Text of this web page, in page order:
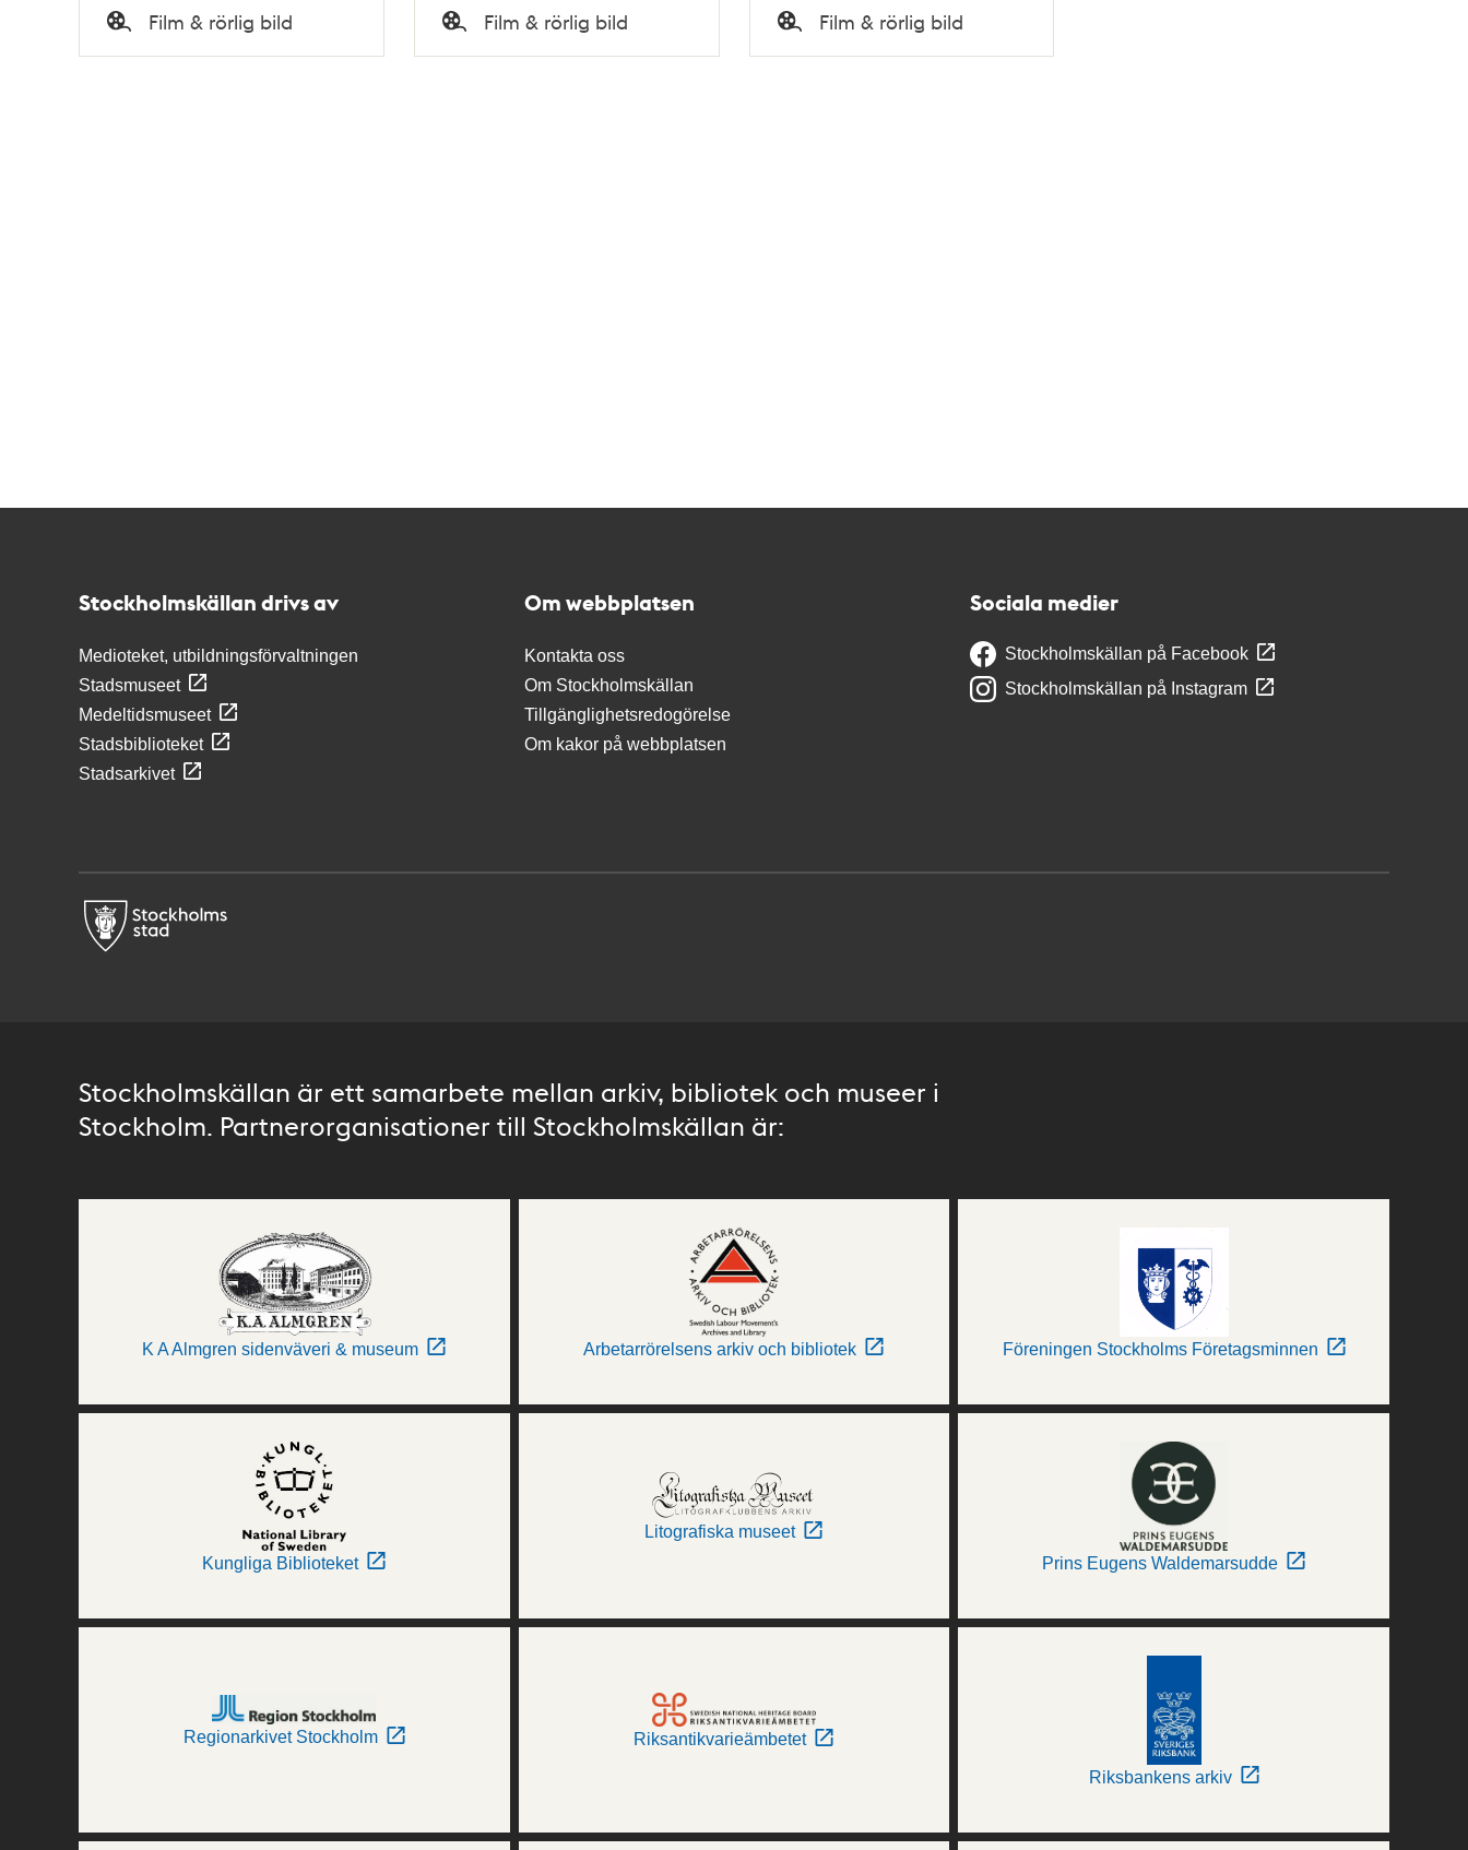
Tid
Typ
Film & rörlig bild Tid
Typ
Film & rörlig bild Tid
Typ
Film & rörlig bild
Stockholmskällan drivs av
Medioteket, utbildningsförvaltningen
Stadsmuseet
Medeltidsmuseet
Stadsbiblioteket
Stadsarkivet
Om webbplatsen
Kontakta oss
Om Stockholmskällan
Tillgänglighetsredogörelse
Om kakor på webbplatsen
Sociala medier
Stockholmskällan på Facebook
Stockholmskällan på Instagram
Stockholmskällan är ett samarbete mellan arkiv, bibliotek och museer i
Stockholm. Partnerorganisationer till Stockholmskällan är:
K A Almgren sidenväveri & museum Arbetarrörelsens arkiv och bibliotek Föreningen Stockholms Företagsminnen
Kungliga Biblioteket
Litografiska museet
Prins Eugens Waldemarsudde
Regionarkivet Stockholm Riksantikvarieämbetet
Riksbankens arkiv